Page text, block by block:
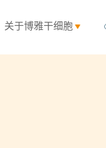
关于博雅干细胞